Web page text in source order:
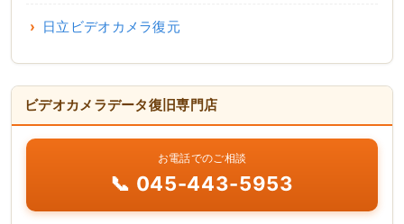
日立ビデオカメラ復元
ビデオカメラデータ復旧専門店
お電話でのご相談
📞 045-443-5953